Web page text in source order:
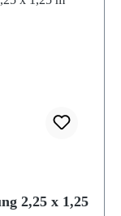
2,25 x 1,25